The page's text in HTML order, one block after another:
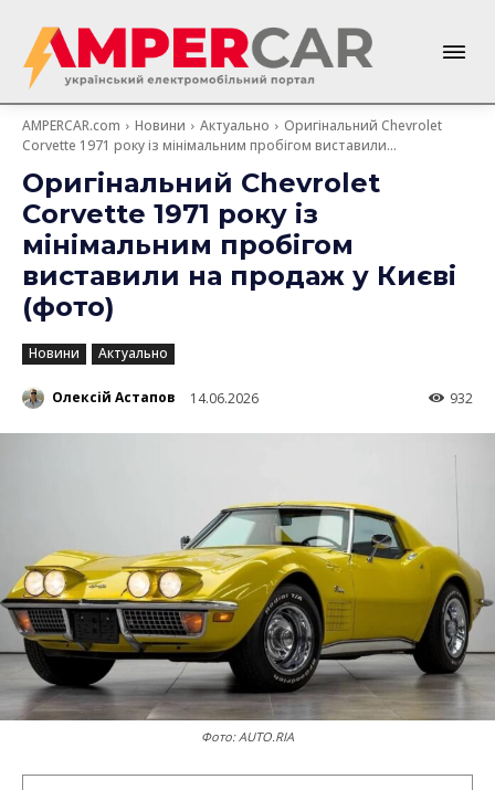
AMPERCAR.com Новини Актуально
Оригінальний Chevrolet
Corvette 1971 року із мінімальним пробігом виставили...
Оригінальний Chevrolet
Corvette 1971 року із
мінімальним пробігом
виставили на продаж у Києві
(фото)
Новини Актуально
Олексій Астапов 14.06.2026 932
Фото: AUTO.RIA